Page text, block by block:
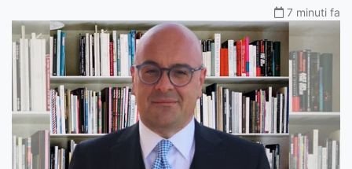
7 minuti fa